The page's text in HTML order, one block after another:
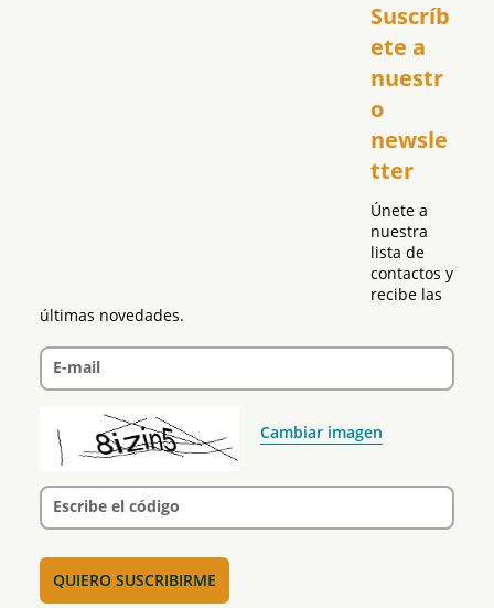
Suscríb
ete a
nuestr
o
newsle
tter
Únete a
nuestra
lista de
contactos y
recibe las
últimas novedades.
E-mail
Cambiar imagen
Escribe el código